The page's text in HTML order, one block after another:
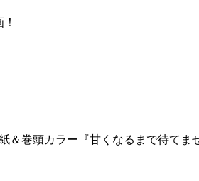
！
巻頭カラー『甘くなるまで待てま